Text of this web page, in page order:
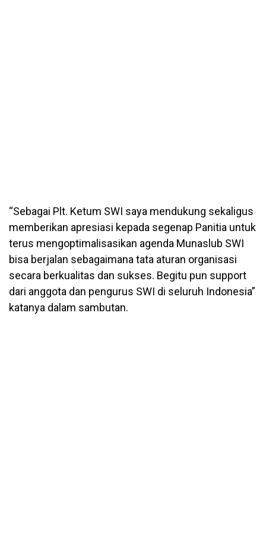
“Sebagai Plt. Ketum SWI saya mendukung sekaligus
memberikan apresiasi kepada segenap Panitia untuk
terus mengoptimalisasikan agenda Munaslub SWI
bisa berjalan sebagaimana tata aturan organisasi
secara berkualitas dan sukses. Begitu pun support
dari anggota dan pengurus SWI di seluruh Indonesia”
katanya dalam sambutan.